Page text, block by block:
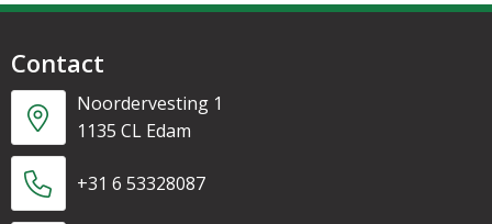
Contact
Noordervesting 1
1135 CL Edam
+31 6 53328087